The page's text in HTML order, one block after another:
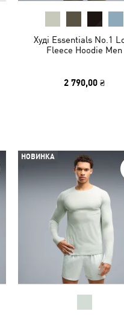
Худі Essentials No.1
Fleece Hoodie Men
2 790,00 ₴
НОВИНКА